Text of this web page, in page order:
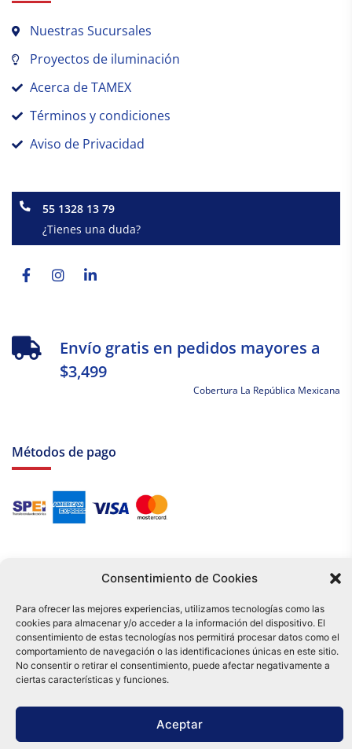
Consentimiento de Cookies
Para ofrecer las mejores experiencias, utilizamos tecnologías como las
cookies para almacenar y/o acceder a la información del dispositivo. El
consentimiento de estas tecnologías nos permitirá procesar datos como el
comportamiento de navegación o las identificaciones únicas en este sitio.
No consentir o retirar el consentimiento, puede afectar negativamente a
ciertas características y funciones.
Aceptar
Nuestras Sucursales
Proyectos de iluminación
Acerca de TAMEX
Términos y condiciones
Aviso de Privacidad
55 1328 13 79
¿Tienes una duda?
f
Envío gratis en pedidos mayores a
$3,499
Cobertura La República Mexicana
Métodos de pago
Tu compra es respaldada por nuestro certificado SSL y operada bajo las
mejores prácticas de seguridad.
Distribuidora Tamex - México
e-commerce